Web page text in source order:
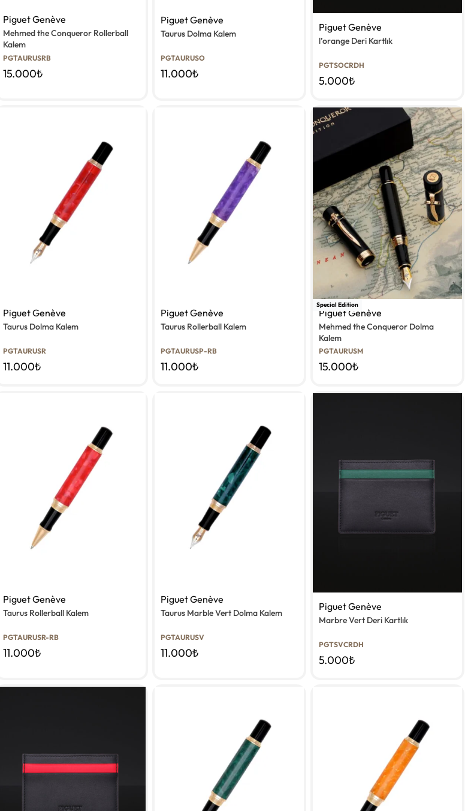
Piguet Genève
Mehmed the Conqueror Rollerball
Kalem
PGTAURUSRB
15.000₺
Piguet Genève
Taurus Dolma Kalem
PGTAURUSO
11.000₺
Piguet Genève
l’orange Deri Kartlık
PGTSOCRDH
5.000₺
Piguet Genève
Taurus Dolma Kalem
PGTAURUSR
11.000₺
Piguet Genève
Taurus Rollerball Kalem
PGTAURUSP-RB
11.000₺
Special Edition
Piguet Genève
Mehmed the Conqueror Dolma
Kalem
PGTAURUSM
15.000₺
Piguet Genève
Taurus Rollerball Kalem
PGTAURUSR-RB
11.000₺
Piguet Genève
Taurus Marble Vert Dolma Kalem
PGTAURUSV
11.000₺
Piguet Genève
Marbre Vert Deri Kartlık
PGTSVCRDH
5.000₺